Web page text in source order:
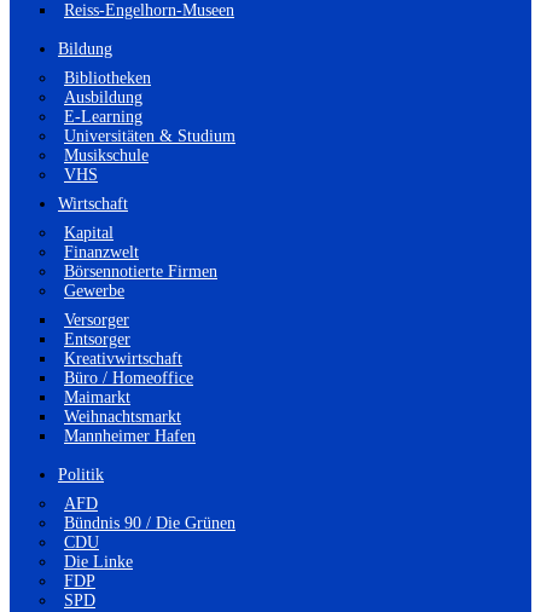
Reiss-Engelhorn-Museen
Bildung
Bibliotheken
Ausbildung
E-Learning
Universitäten & Studium
Musikschule
VHS
Wirtschaft
Kapital
Finanzwelt
Börsennotierte Firmen
Gewerbe
Versorger
Entsorger
Kreativwirtschaft
Büro / Homeoffice
Maimarkt
Weihnachtsmarkt
Mannheimer Hafen
Politik
AFD
Bündnis 90 / Die Grünen
CDU
Die Linke
FDP
SPD